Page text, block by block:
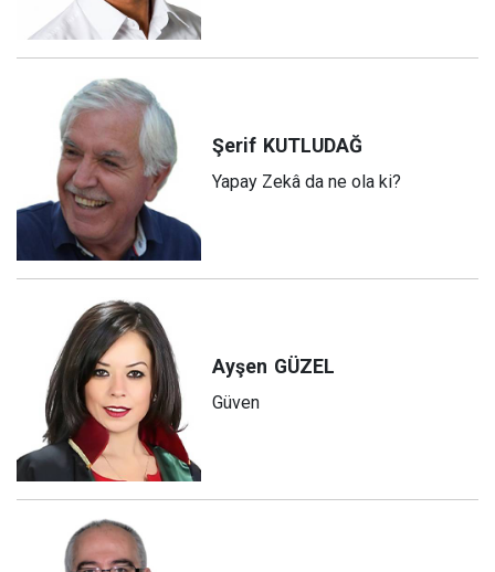
Şerif KUTLUDAĞ
Yapay Zekâ da ne ola ki?
Ayşen GÜZEL
Güven